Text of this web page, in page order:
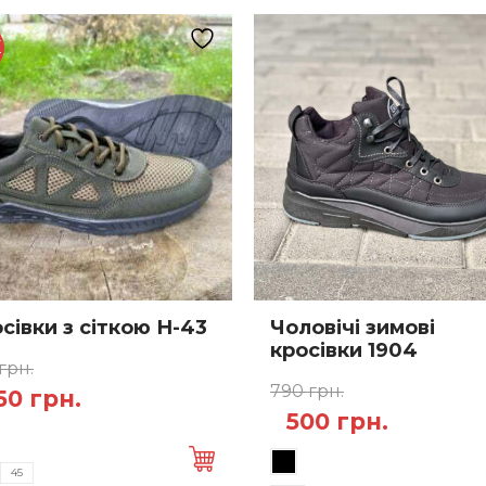
з сіткою Н-43
грн..
грн.
45
Чоловічі зимові
кросівки 1904
790грн.
Оригінальна
ціна:
500 грн.
Цей
товар